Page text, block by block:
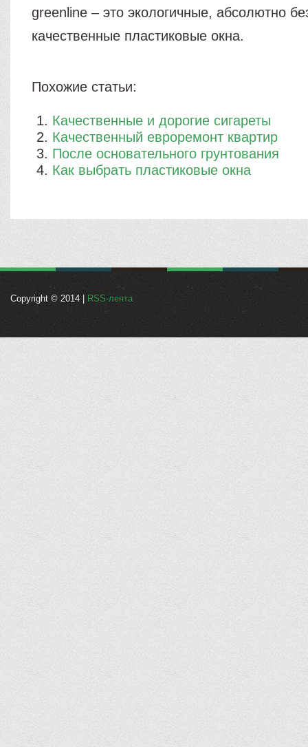
greenline – это экологичные, абсолютно
качественные пластиковые окна.
Похожие статьи:
Качественные и дорогие сигареты
Качественный евроремонт квартир
После основательного грунтования
Как выбрать пластиковые окна
Copyright © 2014 | RSS-лента